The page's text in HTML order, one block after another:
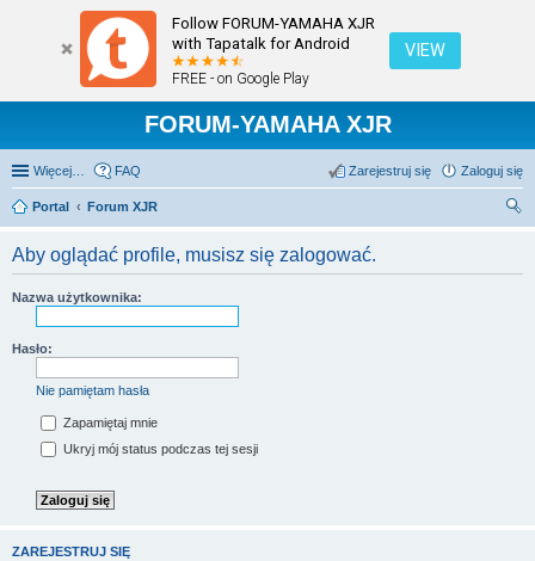
Follow FORUM-YAMAHA XJR
with Tapatalk for Android
FREE - on Google Play
VIEW
FORUM-YAMAHA XJR
Więcej… FAQ Zaloguj się
Zarejestruj się
Portal
Forum XJR
Aby oglądać profile, musisz się zalogować.
Nazwa użytkownika:
Hasło:
Nie pamiętam hasła
Zapamiętaj mnie
Ukryj mój status podczas tej sesji
ZAREJESTRUJ SIĘ